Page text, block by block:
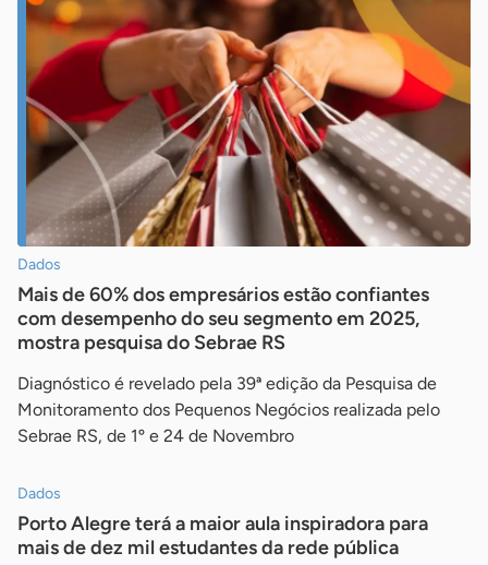
Dados
Mais de 60% dos empresários estão confiantes
com desempenho do seu segmento em 2025,
mostra pesquisa do Sebrae RS
Diagnóstico é revelado pela 39ª edição da Pesquisa de
Monitoramento dos Pequenos Negócios realizada pelo
Sebrae RS, de 1º e 24 de Novembro
Dados
Porto Alegre terá a maior aula inspiradora para
mais de dez mil estudantes da rede pública